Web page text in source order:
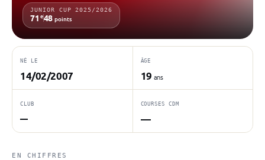
JUNIOR CUP 2025/2026
71 e48 points
NÉ LE
14/02/2007
ÂGE
19 ans
CLUB
—
COURSES CDM
—
EN CHIFFRES